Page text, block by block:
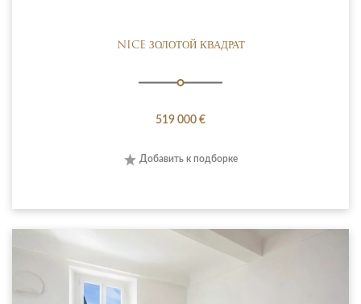
NICE ЗОЛОТОЙ КВАДРАТ
519 000 €
Добавить к подборке